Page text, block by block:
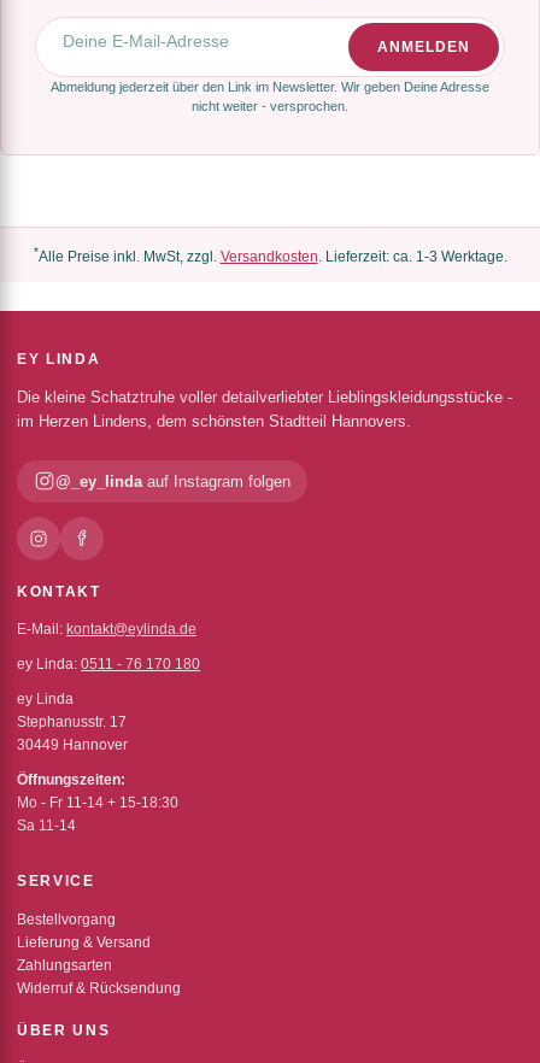
E-Mail-Adresse
ANMELDEN
Abmeldung jederzeit über den Link im Newsletter. Wir geben Deine Adresse
nicht weiter - versprochen.
*Alle Preise inkl. MwSt, zzgl. Versandkosten . Lieferzeit: ca. 1-3 Werktage.
EY LINDA
Die kleine Schatztruhe voller detailverliebter Lieblingskleidungsstücke -
im Herzen Lindens, dem schönsten Stadtteil Hannovers.
@_ey_linda auf Instagram folgen
KONTAKT
E-Mail: kontakt@eylinda.de
ey Linda: 0511 - 76 170 180
ey Linda
Stephanusstr. 17
30449 Hannover
Öffnungszeiten:
Mo - Fr 11-14 + 15-18:30
Sa 11-14
SERVICE
Bestellvorgang
Lieferung & Versand
Zahlungsarten
Widerruf & Rücksendung
ÜBER UNS